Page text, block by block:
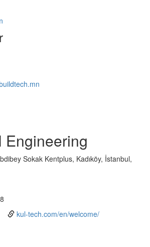
Engineering
Sokak Kentplus, Kadıköy, İstanbul,
kul-tech.com/en/welcome/